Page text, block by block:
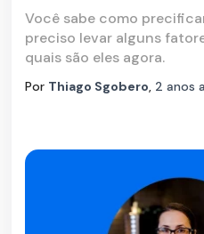
Você sabe como
preciso levar alguns
quais são eles agora.
Por Thiago Sgobero 2 anos